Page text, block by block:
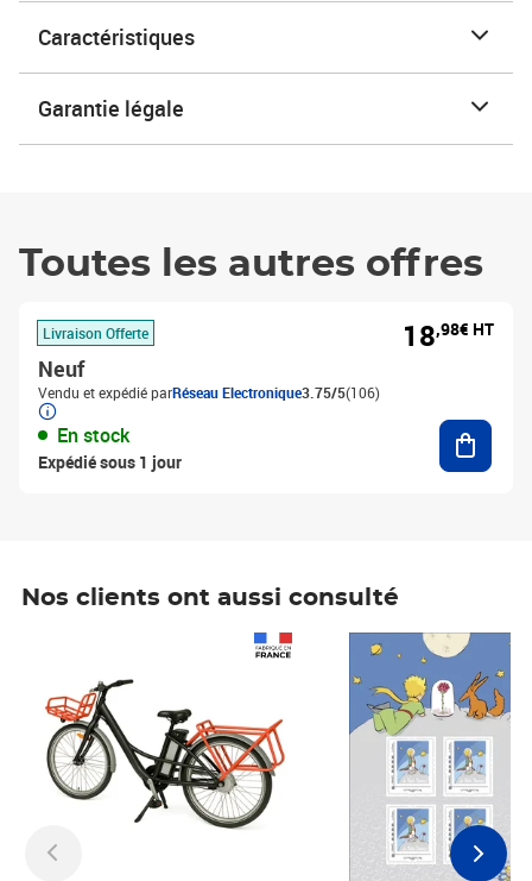
Caractéristiques
Garantie légale
Toutes les autres offres
Livraison Offerte
Neuf
Vendu et expédié parRéseau Electronique3.75/5(106)
En stock
Expédié sous 1 jour
18,98€ HT
Nos clients ont aussi consulté
Prix 6,25€ HT